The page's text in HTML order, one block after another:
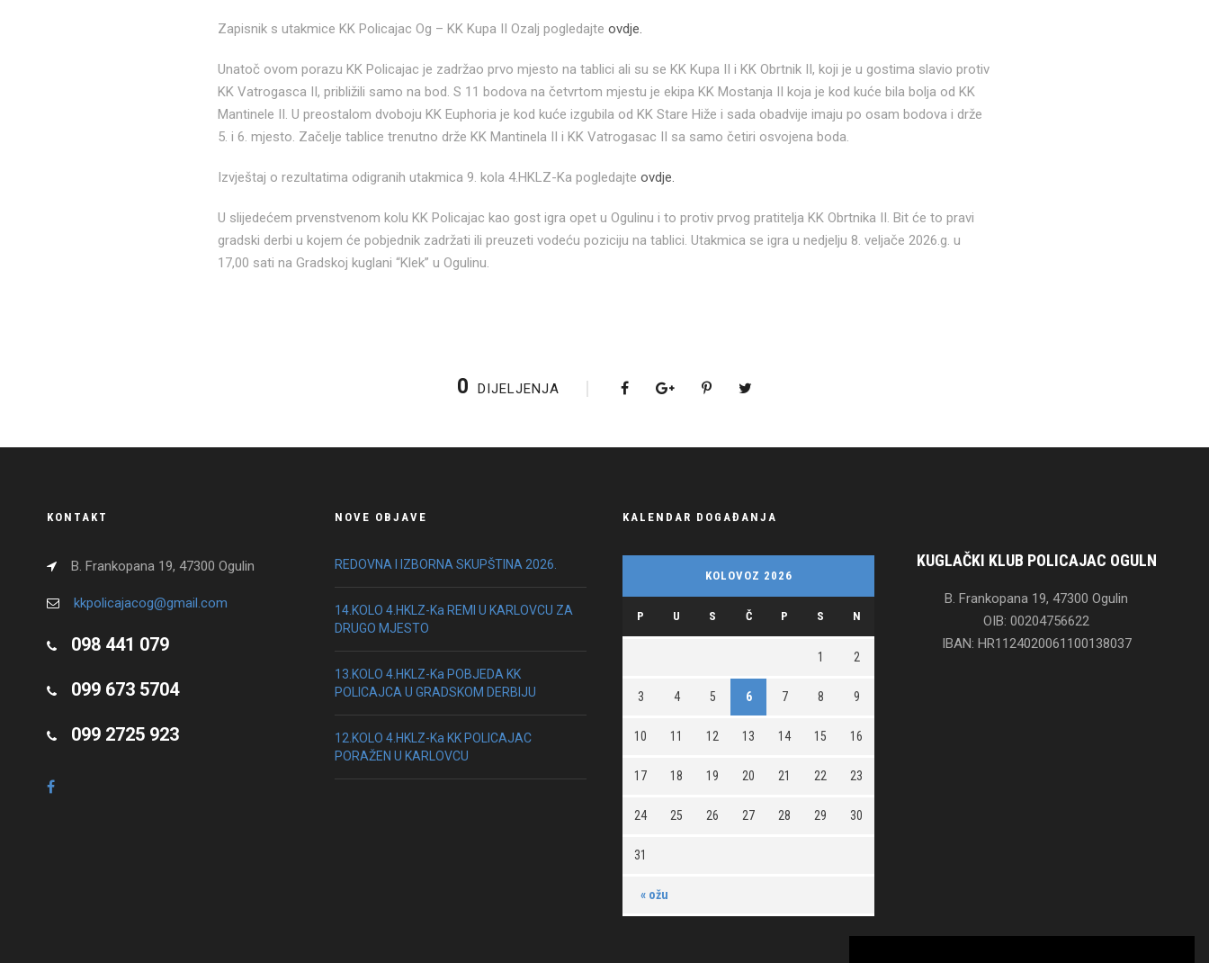
Zapisnik s utakmice KK Policajac Og – KK Kupa II Ozalj pogledajte ovdje.
Unatoč ovom porazu KK Policajac je zadržao prvo mjesto na tablici ali su se KK Kupa II i KK Obrtnik II, koji je u gostima slavio protiv
KK Vatrogasca II, približili samo na bod. S 11 bodova na četvrtom mjestu je ekipa KK Mostanja II koja je kod kuće bila bolja od KK
Mantinele II. U preostalom dvoboju KK Euphoria je kod kuće izgubila od KK Stare Hiže i sada obadvije imaju po osam bodova i drže
5. i 6. mjesto. Začelje tablice trenutno drže KK Mantinela II i KK Vatrogasac II sa samo četiri osvojena boda.
Izvještaj o rezultatima odigranih utakmica 9. kola 4.HKLZ-Ka pogledajte ovdje.
U slijedećem prvenstvenom kolu KK Policajac kao gost igra opet u Ogulinu i to protiv prvog pratitelja KK Obrtnika II. Bit će to pravi
gradski derbi u kojem će pobjednik zadržati ili preuzeti vodeću poziciju na tablici. Utakmica se igra u nedjelju 8. veljače 2026.g. u
17,00 sati na Gradskoj kuglani “Klek” u Ogulinu.
0 DIJELJENJA
KONTAKT
B. Frankopana 19, 47300 Ogulin
kkpolicajacog@gmail.com
098 441 079
099 673 5704
099 2725 923
NOVE OBJAVE
REDOVNA I IZBORNA SKUPŠTINA 2026.
14.KOLO 4.HKLZ-Ka REMI U KARLOVCU ZA
DRUGO MJESTO
13.KOLO 4.HKLZ-Ka POBJEDA KK
POLICAJCA U GRADSKOM DERBIJU
12.KOLO 4.HKLZ-Ka KK POLICAJAC
PORAŽEN U KARLOVCU
KALENDAR DOGAĐANJA
KOLOVOZ 2026
P U S Č P S N
« ožu
1 2
3 4 5 6 7 8 9
10 11 12 13 14 15 16
17 18 19 20 21 22 23
24 25 26 27 28 29 30
31
KUGLAČKI KLUB POLICAJAC OGULN
B. Frankopana 19, 47300 Ogulin
OIB: 00204756622
IBAN: HR1124020061100138037